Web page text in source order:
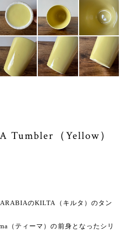
（Yellow）
のKILTA（キルタ）のタン
（ティーマ）の前身となったシリ